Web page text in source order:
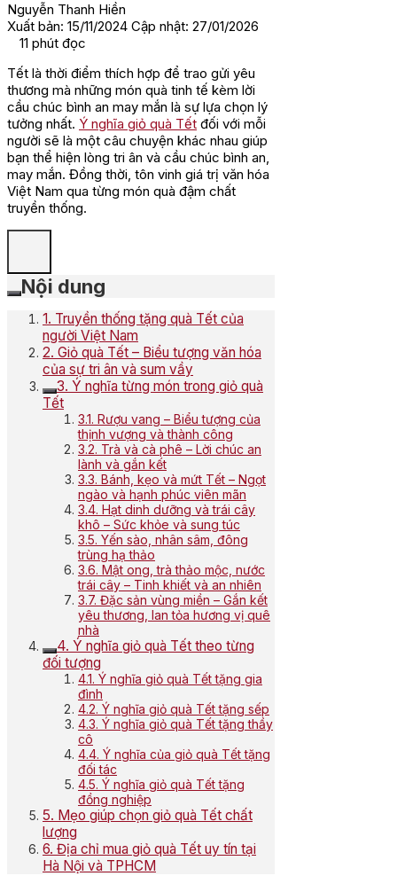
Nguyễn Thanh Hiền
Xuất bản: 15/11/2024 Cập nhật: 27/01/2026
11 phút đọc
Tết là thời điểm thích hợp để trao gửi yêu
thương mà những món quà tinh tế kèm lời
cầu chúc bình an may mắn là sự lựa chọn lý
tưởng nhất. Ý nghĩa giỏ quà Tết đối với mỗi
người sẽ là một câu chuyện khác nhau giúp
bạn thể hiện lòng tri ân và cầu chúc bình an,
may mắn. Đồng thời, tôn vinh giá trị văn hóa
Việt Nam qua từng món quà đậm chất
truyền thống.
Nội dung
1. Truyền thống tặng quà Tết của
người Việt Nam
2. Giỏ quà Tết – Biểu tượng văn hóa
của sự tri ân và sum vầy
3. Ý nghĩa từng món trong giỏ quà
Tết
3.1. Rượu vang – Biểu tượng của
thịnh vượng và thành công
3.2. Trà và cà phê – Lời chúc an
lành và gắn kết
3.3. Bánh, kẹo và mứt Tết – Ngọt
ngào và hạnh phúc viên mãn
3.4. Hạt dinh dưỡng và trái cây
khô – Sức khỏe và sung túc
3.5. Yến sào, nhân sâm, đông
trùng hạ thảo
3.6. Mật ong, trà thảo mộc, nước
trái cây – Tinh khiết và an nhiên
3.7. Đặc sản vùng miền – Gắn kết
yêu thương, lan tỏa hương vị quê
nhà
4. Ý nghĩa giỏ quà Tết theo từng
đối tượng
4.1. Ý nghĩa giỏ quà Tết tặng gia
đình
4.2. Ý nghĩa giỏ quà Tết tặng sếp
4.3. Ý nghĩa giỏ quà Tết tặng thầy
cô
4.4. Ý nghĩa của giỏ quà Tết tặng
đối tác
4.5. Ý nghĩa giỏ quà Tết tặng
đồng nghiệp
5. Mẹo giúp chọn giỏ quà Tết chất
lượng
6. Địa chỉ mua giỏ quà Tết uy tín tại
Hà Nội và TPHCM